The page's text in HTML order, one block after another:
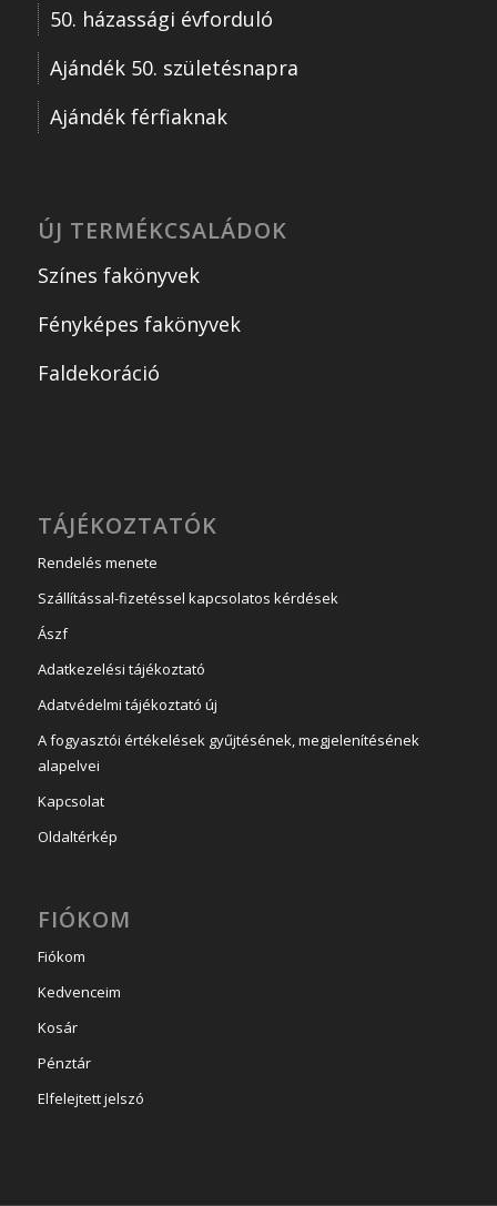
50. házassági évforduló
Ajándék 50. születésnapra
Ajándék férfiaknak
ÚJ TERMÉKCSALÁDOK
Színes fakönyvek
Fényképes fakönyvek
Faldekoráció
TÁJÉKOZTATÓK
Rendelés menete
Szállítással-fizetéssel kapcsolatos kérdések
Ászf
Adatkezelési tájékoztató
Adatvédelmi tájékoztató új
A fogyasztói értékelések gyűjtésének, megjelenítésének
alapelvei
Kapcsolat
Oldaltérkép
FIÓKOM
Fiókom
Kedvenceim
Kosár
Pénztár
Elfelejtett jelszó